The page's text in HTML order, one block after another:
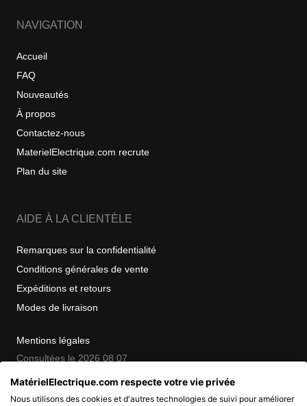
NAVIGATION
Accueil
FAQ
Nouveautés
À propos
Contactez-nous
MaterielElectrique.com recrute
Plan du site
AIDE À LA CLIENTÈLE
Remarques sur la confidentialité
Conditions générales de vente
Expéditions et retours
Modes de livraison
Mentions légales
Consultées le 2026 08 07
MatérielElectrique.com respecte votre vie privée
Nous utilisons des cookies et d'autres technologies de suivi pour améliorer